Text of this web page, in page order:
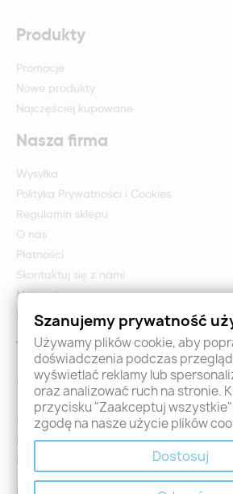
Produkty
Promocje
Nowe produkty
Najczęściej kupowane
Nasza firma
Wysyłka
Polityka Prywatności i Cookies
Regulamin sklepu
O nas
Płatności
Skontaktuj się z nami
Mapa strony
Formularz zwrotu i reklamacji
Twoje konto
Logowanie
Załóż konto - Rejestracja
Moje zamówienia
Promocje
Nowości
Szanujemy prywatność
Używamy plików cookie, aby
doświadczenia podczas
wyświetlać reklamy lub
oraz analizować ruch na stronie.
przycisku "Zaakceptuj
zgodę na nasze użycie plików
Dostosuj